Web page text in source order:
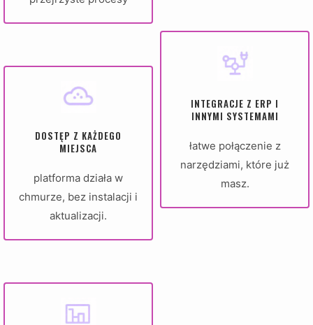
DOSTĘP Z KAŻDEGO
MIEJSCA
platforma działa w
chmurze, bez instalacji i
aktualizacji.
INTEGRACJE Z ERP I
INNYMI SYSTEMAMI
łatwe połączenie z
narzędziami, które już
masz.